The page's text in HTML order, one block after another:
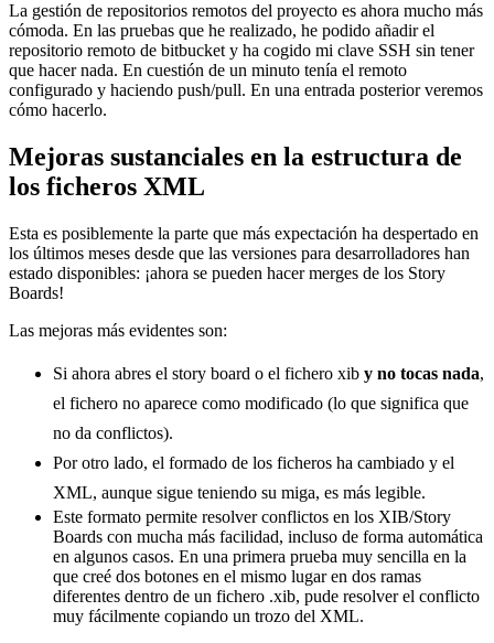
La gestión de repositorios remotos del proyecto es ahora mucho más
cómoda. En las pruebas que he realizado, he podido añadir el
repositorio remoto de bitbucket y ha cogido mi clave SSH sin tener
que hacer nada. En cuestión de un minuto tenía el remoto
configurado y haciendo push/pull. En una entrada posterior veremos
cómo hacerlo.
Mejoras sustanciales en la estructura de
los ficheros XML
Esta es posiblemente la parte que más expectación ha despertado en
los últimos meses desde que las versiones para desarrolladores han
estado disponibles: ¡ahora se pueden hacer merges de los Story
Boards!
Las mejoras más evidentes son:
Si ahora abres el story board o el fichero xib y no tocas nada,
el fichero no aparece como modificado (lo que significa que
no da conflictos).
Por otro lado, el formado de los ficheros ha cambiado y el
XML, aunque sigue teniendo su miga, es más legible.
Este formato permite resolver conflictos en los XIB/Story
Boards con mucha más facilidad, incluso de forma automática
en algunos casos. En una primera prueba muy sencilla en la
que creé dos botones en el mismo lugar en dos ramas
diferentes dentro de un fichero .xib, pude resolver el conflicto
muy fácilmente copiando un trozo del XML.